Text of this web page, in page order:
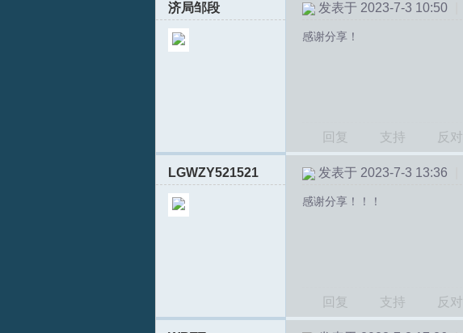
济局邹段 发表于 2023-7-3 10:50
感谢分享！
回复 支持 反对
LGWZY521521 发表于 2023-7-3 13:36
感谢分享！！！
回复 支持 反对